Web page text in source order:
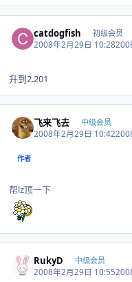
catdogfish 初级会员
2008年2月29日 10:28
升到2.201
飞来飞去 中级会员
2008年2月29日 10:42
作者
帮lz顶一下
RukyD 中级会员
2008年2月29日 10:55